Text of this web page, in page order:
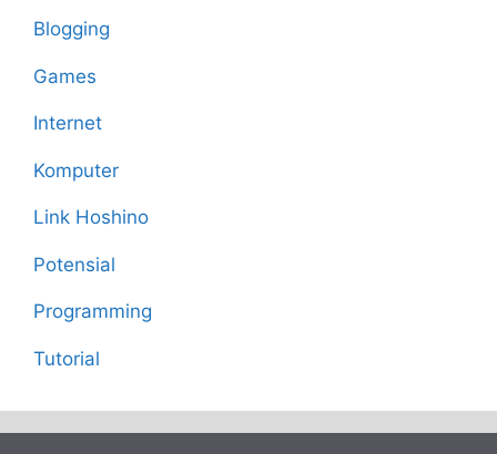
Blogging
Games
Internet
Komputer
Link Hoshino
Potensial
Programming
Tutorial